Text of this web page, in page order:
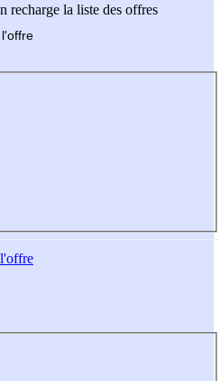
recharge la liste des offres